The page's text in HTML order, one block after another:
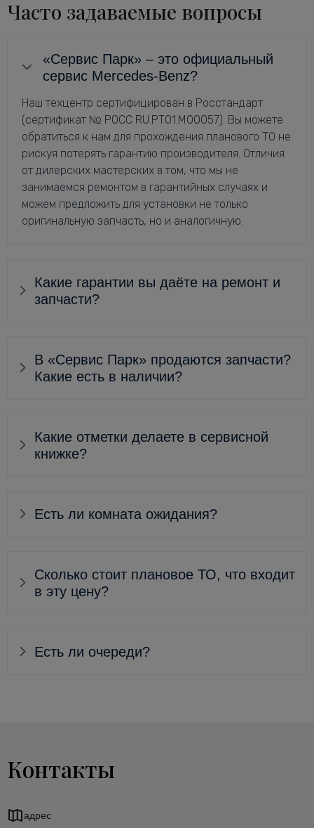
Часто задаваемые вопросы
«Сервис Парк» – это официальный
сервис Mercedes-Benz?
Наш техцентр сертифицирован в Росстандарт
(сертификат № РОСС RU.РТ01.М00057). Вы можете
обратиться к нам для прохождения планового ТО не
рискуя потерять гарантию производителя. Отличия
от дилерских мастерских в том, что мы не
занимаемся ремонтом в гарантийных случаях и
можем предложить для установки не только
оригинальную запчасть, но и аналогичную.
Какие гарантии вы даёте на ремонт и
запчасти?
В «Сервис Парк» продаются запчасти?
Какие есть в наличии?
Какие отметки делаете в сервисной
книжке?
Есть ли комната ожидания?
Сколько стоит плановое ТО, что входит
в эту цену?
Есть ли очереди?
Контакты
адрес